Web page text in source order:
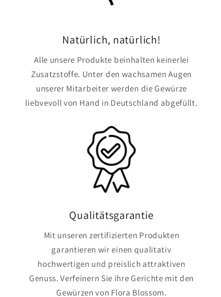
Natürlich, natürlich!
Alle unsere Produkte beinhalten keinerlei
Zusatzstoffe. Unter den wachsamen Augen
unserer Mitarbeiter werden die Gewürze
liebvevoll von Hand in Deutschland abgefüllt.
Qualitätsgarantie
Mit unseren zertifizierten Produkten
garantieren wir einen qualitativ
hochwertigen und preislich attraktiven
Genuss. Verfeinern Sie ihre Gerichte mit den
Gewürzen von Flora Blossom.